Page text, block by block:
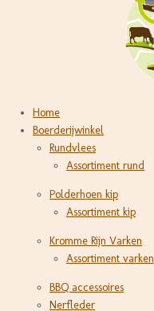
Home
Boerderijwinkel
Rundvlees
Assortiment rund
Polderhoen kip
Assortiment kip
Kromme Rijn Varken
Assortiment varken
BBQ accessoires
Nerfleder